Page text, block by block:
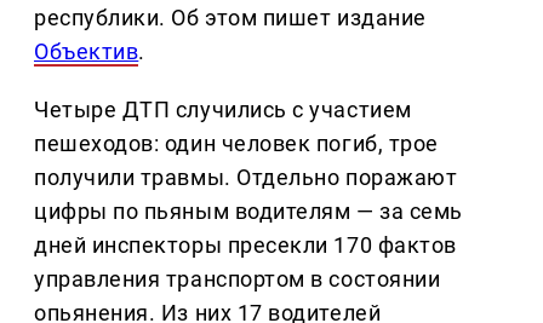
республики. Об этом пишет издание
Объектив.
Четыре ДТП случились с участием
пешеходов: один человек погиб, трое
получили травмы. Отдельно поражают
цифры по пьяным водителям — за семь
дней инспекторы пресекли 170 фактов
управления транспортом в состоянии
опьянения. Из них 17 водителей